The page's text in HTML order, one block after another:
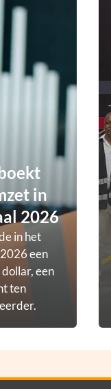
in
2026
in het
een
een
ten